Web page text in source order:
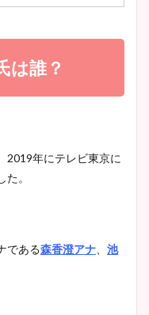
メグアナのニット画像
悠アナのメガネ画像が
莉子のカップ画像まと
が美脚でニット衣装も
い！
麻椰アナのかわいい画
長やカップ、同期や
は誰？
2019年にテレビ東京に
。
である森香澄アナ、 池